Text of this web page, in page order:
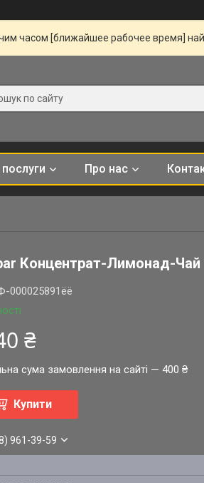
часом [ближайшее рабочее время]
Про нас
Концентрат-Лимонад-Чай
000025891ёё
₴
сума замовлення на сайті — 400 ₴
Купити
961-39-59